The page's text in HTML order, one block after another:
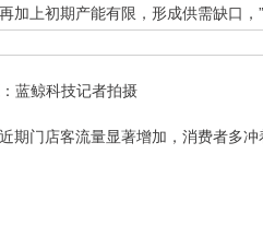
上初期产能有限，形成供需缺口，”
蓝鲸科技记者拍摄
门店客流量显著增加，消费者多